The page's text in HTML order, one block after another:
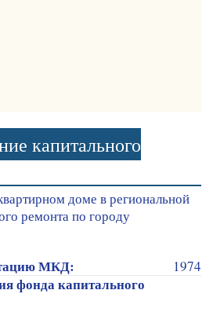
капитального
доме в региональной
ремонта по городу
МКД: 1974
фонда капитального